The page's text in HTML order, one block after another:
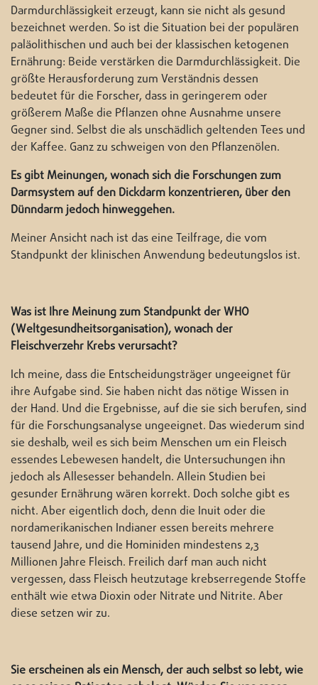
Darmdurchlässigkeit erzeugt, kann sie nicht als gesund
bezeichnet werden. So ist die Situation bei der populären
paläolithischen und auch bei der klassischen ketogenen
Ernährung: Beide verstärken die Darmdurchlässigkeit. Die
größte Herausforderung zum Verständnis dessen
bedeutet für die Forscher, dass in geringerem oder
größerem Maße die Pflanzen ohne Ausnahme unsere
Gegner sind. Selbst die als unschädlich geltenden Tees und
der Kaffee. Ganz zu schweigen von den Pflanzenölen.
Es gibt Meinungen, wonach sich die Forschungen zum
Darmsystem auf den Dickdarm konzentrieren, über den
Dünndarm jedoch hinweggehen.
Meiner Ansicht nach ist das eine Teilfrage, die vom
Standpunkt der klinischen Anwendung bedeutungslos ist.
Was ist Ihre Meinung zum Standpunkt der WHO
(Weltgesundheitsorganisation), wonach der
Fleischverzehr Krebs verursacht?
Ich meine, dass die Entscheidungsträger ungeeignet für
ihre Aufgabe sind. Sie haben nicht das nötige Wissen in
der Hand. Und die Ergebnisse, auf die sie sich berufen, sind
für die Forschungsanalyse ungeeignet. Das wiederum sind
sie deshalb, weil es sich beim Menschen um ein Fleisch
essendes Lebewesen handelt, die Untersuchungen ihn
jedoch als Allesesser behandeln. Allein Studien bei
gesunder Ernährung wären korrekt. Doch solche gibt es
nicht. Aber eigentlich doch, denn die Inuit oder die
nordamerikanischen Indianer essen bereits mehrere
tausend Jahre, und die Hominiden mindestens 2,3
Millionen Jahre Fleisch. Freilich darf man auch nicht
vergessen, dass Fleisch heutzutage krebserregende Stoffe
enthält wie etwa Dioxin oder Nitrate und Nitrite. Aber
diese setzen wir zu.
Sie erscheinen als ein Mensch, der auch selbst so lebt, wie